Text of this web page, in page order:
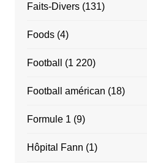
Faits-Divers(131)
Foods(4)
Football (1 220)
Football américan (18)
Formule 1 (9)
Hôpital Fann (1)